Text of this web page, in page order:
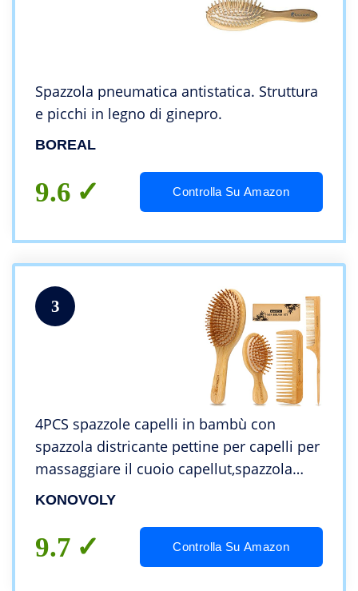
Spazzola pneumatica antistatica. Struttura
e picchi in legno di ginepro.
BOREAL
9.6 Controlla Su Amazon
3
4PCS spazzole capelli in bambù con
spazzola districante pettine per capelli per
massaggiare il cuoio capellut,spazzola
legno per donne uomini bambini,set
KONOVOLY
9.7 Controlla Su Amazon